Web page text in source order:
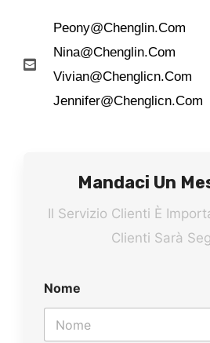
Peony@chenglin.com
Nina@chenglin.com
Vivian@chenglicn.com
Jennifer@chenglicn.com
Mandaci Un
Il Servizio Clienti È
Clienti Sarà
Nome